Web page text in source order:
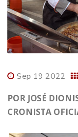
Sep 19 2022
POR JOSÉ
CRONISTA